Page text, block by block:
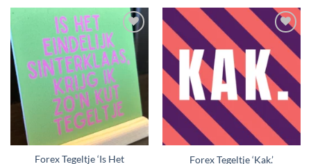
Forex Tegeltje ‘Is Het Forex Tegeltje ‘Kak.’